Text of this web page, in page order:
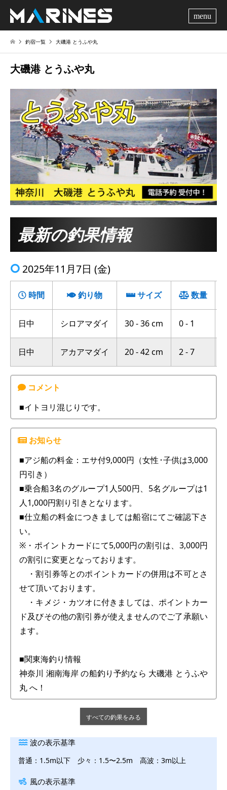
釣宿一覧 大磯港 とうふや丸
大磯港 とうふや丸
最新の釣果情報
2025年11月7日 (金)
時間 釣り物 サイズ 数量
日中 シロアマダイ 30 - 36 cm 0 - 1
日中 アカアマダイ 20 - 42 cm 2 - 7
■イトヨリ混じりです。
■アジ船の料金：エサ付9,000円（女性･子供は3,000
円引き）
■乗合船3名のグループ1人500円、5名グループは1
人1,000円割り引きとなります。
■仕立船の料金につきましては船宿にてご確認下さ
い。
※・ポイントカードにて5,000円の割引は、3,000円
の割引に変更となっております。
・割引券等とのポイントカードの併用は不可とさ
せて頂いております。
・キメジ・カツオに付きましては、ポイントカー
ド及びその他の割引券が使えませんのでご了承願い
ます。
■関東海釣り情報
神奈川 湘南海岸 の船釣り予約なら 大磯港 とうふや
丸 へ！
すべての釣果をみる
波の表示基準
普通：1.5m以下 少々：1.5〜2.5m 高波：3m以上
風の表示基準